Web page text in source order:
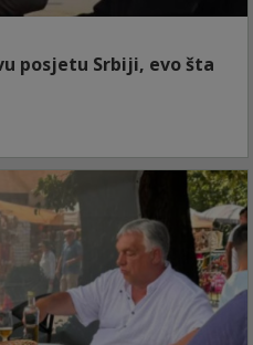
posjetu Srbiji, evo šta